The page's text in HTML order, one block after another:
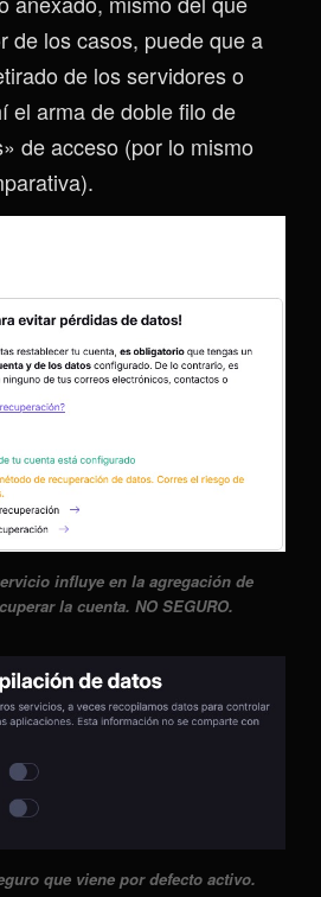
de los casos, puede que a
de los servidores o
arma de doble filo de
de acceso (por lo mismo
influye en la agregación de
la cuenta. NO SEGURO.
que viene por defecto activo.